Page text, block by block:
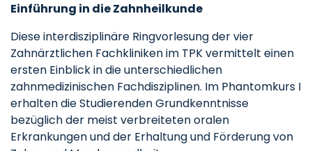
Einführung in die Zahnheilkunde
Diese interdisziplinäre Ringvorlesung der vier
Zahnärztlichen Fachkliniken im TPK vermittelt einen
ersten Einblick in die unterschiedlichen
zahnmedizinischen Fachdisziplinen. Im Phantomkurs I
erhalten die Studierenden Grundkenntnisse
bezüglich der meist verbreiteten oralen
Erkrankungen und der Erhaltung und Förderung von